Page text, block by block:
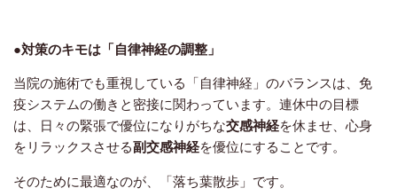
●対策のキモは「自律神経の調整」
当院の施術でも重視している「自律神経」のバランスは、免
疫システムの働きと密接に関わっています。連休中の目標
は、日々の緊張で優位になりがちな交感神経を休ませ、心身
をリラックスさせる副交感神経を優位にすることです。
そのために最適なのが、「落ち葉散歩」です。